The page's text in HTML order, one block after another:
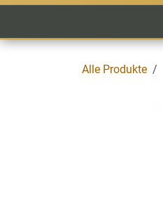
Alle Produkte